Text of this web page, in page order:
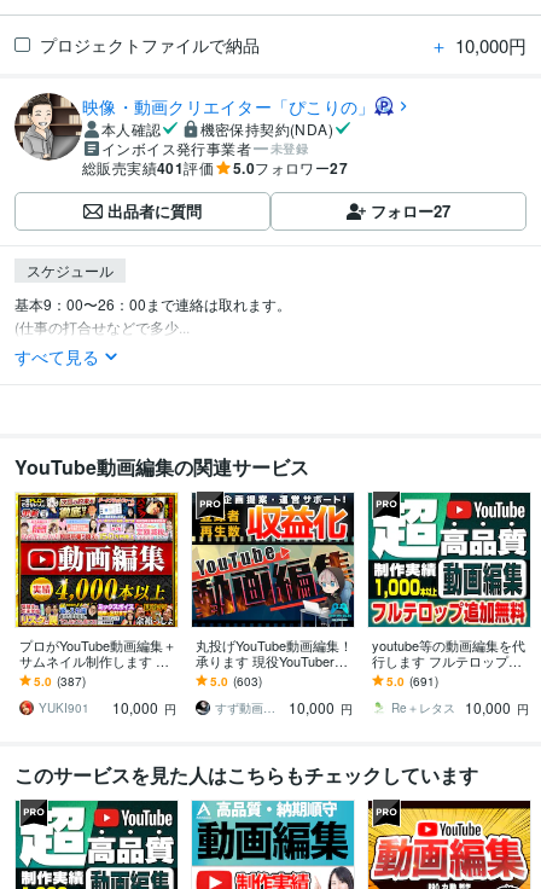
プロジェクトファイルで納品 ＋ 10,000円
映像・動画クリエイター「ぴこりの」
本人確認
機密保持契約(NDA)
インボイス発行事業者
未登録
総販売実績401評価 5.0フォロワー27
出品者に質問 フォロー27
スケジュール
基本9：00〜26：00まで連絡は取れます。
(仕事の打合せなどで多少...
すべて見る
YouTube動画編集の関連サービス
プロがYouTube動画編集＋
サムネイル制作します 動
画4,000本以上制作のプロ
がデザイン
5.0 (387)
YUKI901
10,000 円
丸投げYouTube動画編集！
承ります 現役YouTuberが
効果的な動画を作ります
5.0 (603)
すず動画編集者
10,000 円
youtube等の動画編集を代
行します フルテロップ追
加料金なし！丸投げOK！
5.0 (691)
Re＋レタス
10,000 円
このサービスを見た人はこちらもチェックしています